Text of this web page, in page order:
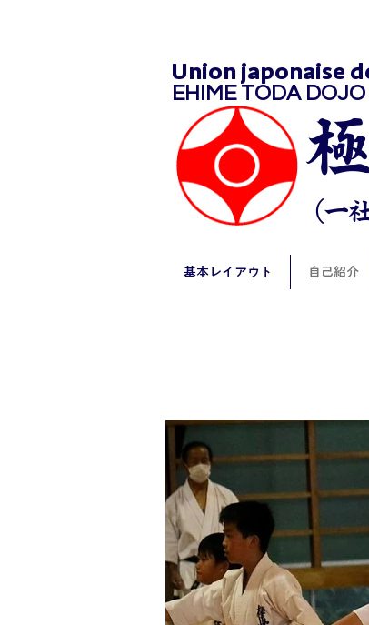
（一
Union japonaise
EHIME TODA DOJO
基本レイアウト 自己紹介